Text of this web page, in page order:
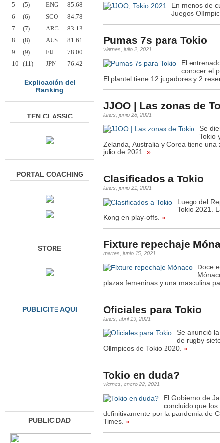
5
(5) ENG
85.68
6
(6) SCO
84.78
7
(7) ARG
83.13
8
(8) AUS
81.61
9
(9) FIJ
78.00
10 (11) JPN 76.42
Explicación del
Ranking
TEN CLASSIC
PORTAL COACHING
STORE
PUBLICITE AQUI
PUBLICIDAD
En menos de
Juegos
Pumas 7s para Tokio
viernes, julio 2, 2021
El
conocer el
El plantel tiene 12 jugadores y 2
JJOO | Las zonas de
lunes, junio 28, 2021
Se
Tokio
Zelanda, Australia y Corea tiene
julio de 2021.
»
Clasificados a Tokio
lunes, junio 21, 2021
Luego del
Tokio 2021.
Kong en play-offs. »
Fixture repechaje
martes, junio 15, 2021
Doce
plazas femeninas y una masculina
Oficiales para Tokio
lunes, abril 19, 2021
Se anunció
de rugby
Olímpicos de Tokio 2020. »
Tokio en duda?
viernes, enero 22, 2021
El Gobierno de
concluido que
definitivamente por la pandemia de
Times. »